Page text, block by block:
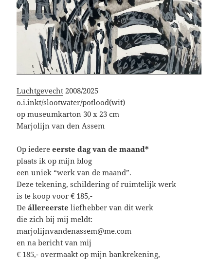
Luchtgevecht 2008/2025
o.i.inkt/slootwater/potlood(wit)
op museumkarton 30 x 23 cm
Marjolijn van den Assem
Op iedereeerste dag van de maand*
plaats ik op mijn blog
een uniek “werk van de maand”.
Deze tekening, schildering of ruimtelijk werk
is te koop voor € 185,-
Deállereerste liefhebber van dit werk
die zich bij mij meldt:
marjolijnvandenassem@me.com
en na bericht van mij
€ 185,- overmaakt op mijn bankrekening,